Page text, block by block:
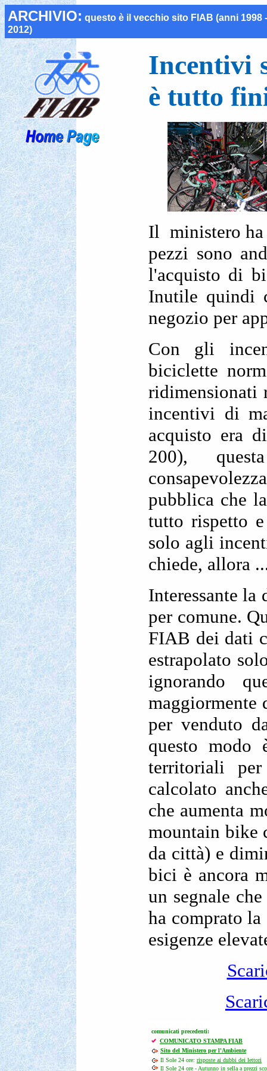
ARCHIVIO: questo è il vecchio sito FIAB (anni 1998 -
2012)
Incentivi
è tutto
Il ministero ha
pezzi sono
l'acquisto di
Inutile quindi
negozio per
Con gli
biciclette
ridimensionati
incentivi di
acquisto era
200),
pubblica che
tutto rispetto
solo agli
chiede, allora
Interessante
per comune.
FIAB dei dati
estrapolato
ignorando
maggiormente
per venduto
questo modo
territoriali
calcolato
che aumenta
mountain bike
da città) e
bici è ancora
un segnale
ha comprato
esigenze
comunicati precedenti:
COMUNICATO STAMPA FIAB
Sito del Ministero per l'Ambiente
Il Sole 24 ore: risposte ai dubbi dei lettori
Il Sole 24 ore - Autunno in sella a prezzi